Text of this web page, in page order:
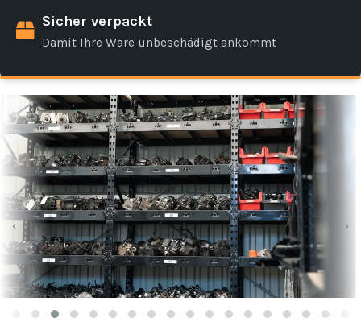
Sicher verpackt
Damit Ihre Ware unbeschädigt ankommt
‹ ›